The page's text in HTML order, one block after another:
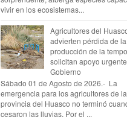
vivir en los ecosistemas...
Agricultores del
advierten pérdida de la
producción de la
solicitan apoyo
Gobierno
Sábado 01 de Agosto de 2026.- La
emergencia para los agricultores de la
provincia del Huasco no terminó
cesaron las lluvias. Por el ...